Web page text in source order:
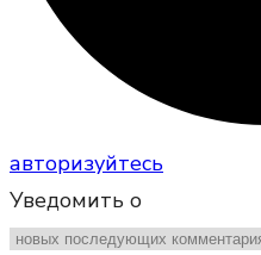
авторизуйтесь
Уведомить о